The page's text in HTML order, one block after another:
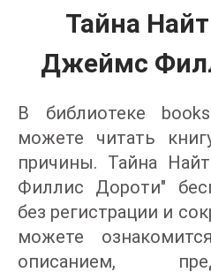
Тайна
Джеймс
В библиотеке
можете читать
причины. Тайна
Филлис Дороти"
без регистрации и
можете
описанием,